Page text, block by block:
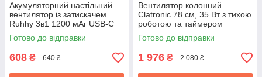
Акумуляторний настільний
вентилятор із затискачем
Ruhhy 3в1 1200 мАг USB-C
18 x 16 x 13 см Білий (25566)
Готово до відправки
608 ₴ 640 ₴
Вентилятор колонний
Clatronic 78 см, 35 ​​Вт з тихою
роботою та таймером
Чорний (TVL 3770)
Готово до відправки
1 976 ₴ 2 080 ₴